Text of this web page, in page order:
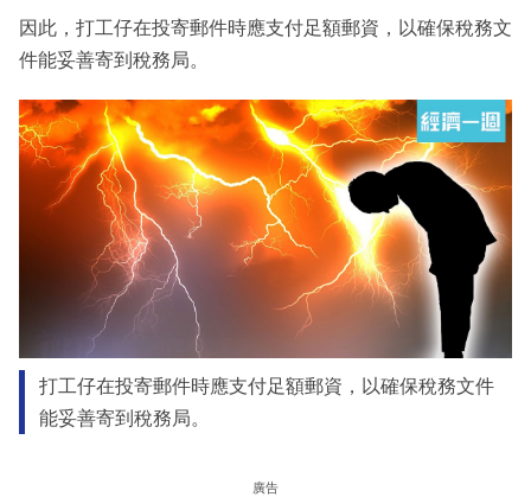
因此，打工仔在投寄郵件時應支付足額郵資，以確保稅務文
件能妥善寄到稅務局。
打工仔在投寄郵件時應支付足額郵資，以確保稅務文件
能妥善寄到稅務局。
廣告